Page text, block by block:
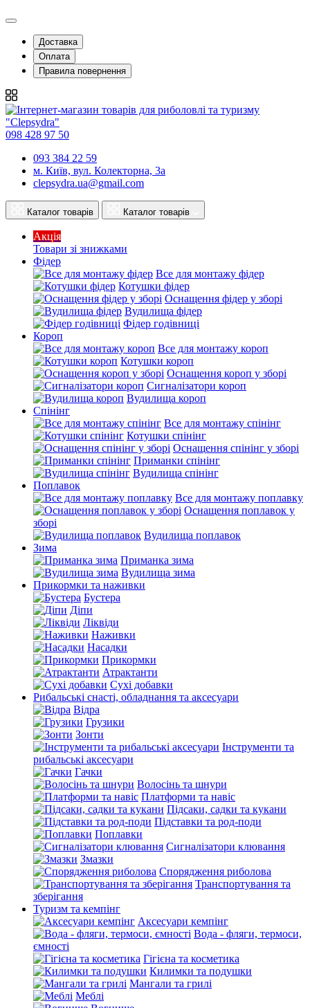
Доставка
Оплата
Правила повернення
098 428 97 50
093 384 22 59
м. Київ, вул. Колекторна, 3а
clepsydra.ua@gmail.com
Каталог товарів Каталог товарів
Акція
Товари зі знижками
Фідер
Все для монтажу фідер
Котушки фідер
Оснащення фідер у зборі
Вудилища фідер
Фідер годівниці
Короп
Все для монтажу короп
Котушки короп
Оснащення короп у зборі
Сигналізатори короп
Вудилища короп
Спінінг
Все для монтажу спінінг
Котушки спінінг
Оснащення спінінг у зборі
Приманки спінінг
Вудилища спінінг
Поплавок
Все для монтажу поплавку
Оснащення поплавок у
зборі
Вудилища поплавок
Зима
Приманка зима
Вудилища зима
Прикормки та наживки
Бустера
Діпи
Ліквіди
Наживки
Насадки
Прикормки
Атрактанти
Сухі добавки
Рибальські снасті, обладнання та аксесуари
Відра
Грузики
Зонти
Інструменти та
рибальські аксесуари
Гачки
Волосінь та шнури
Платформи та навіс
Підсаки, садки та кукани
Підставки та род-поди
Поплавки
Сигналізатори клювання
Змазки
Спорядження риболова
Транспортування та
зберігання
Туризм та кемпінг
Аксесуари кемпінг
Вода - фляги, термоси,
ємності
Гігієна та косметика
Килимки та подушки
Мангали та грилі
Меблі